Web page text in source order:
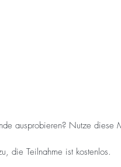
ausprobieren? Nutze
die Teilnahme ist kostenlos.